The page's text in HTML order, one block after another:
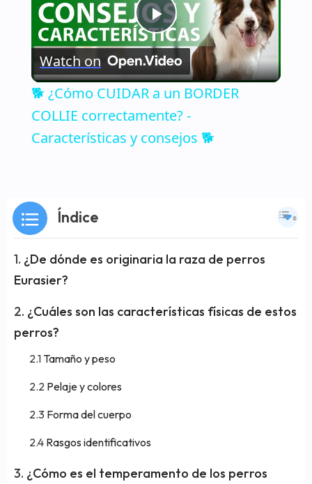
Play
Video
Watch on
🐕 ¿Cómo CUIDAR a un BORDER
COLLIE correctamente? -
Características y consejos 🐕
Índice
¿De dónde es originaria la raza de perros
Eurasier?
¿Cuáles son las características físicas de estos
perros?
Tamaño y peso
Pelaje y colores
Forma del cuerpo
Rasgos identificativos
¿Cómo es el temperamento de los perros